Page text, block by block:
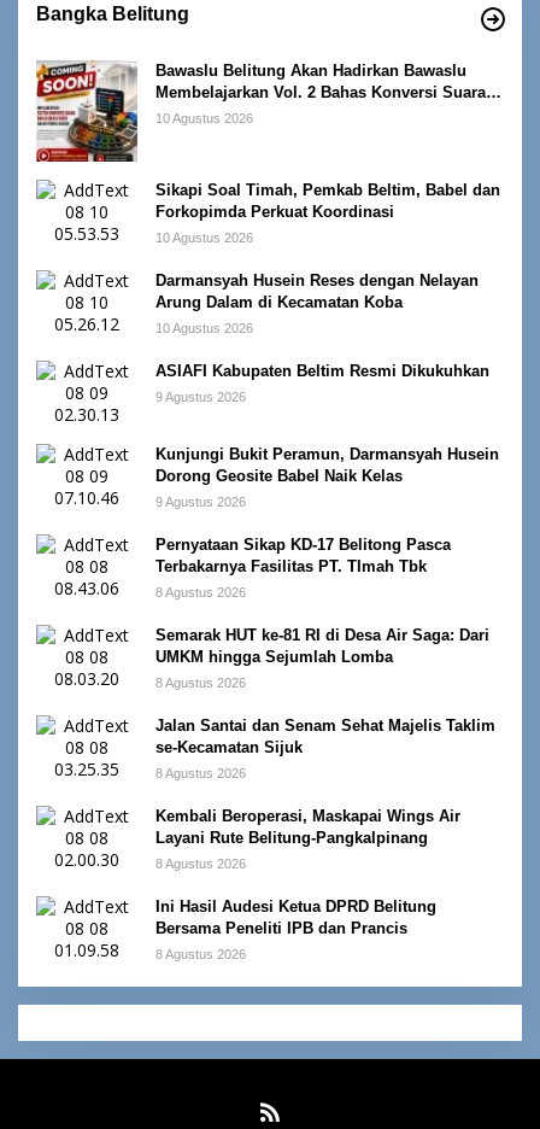
Bangka Belitung
Bawaslu Belitung Akan Hadirkan Bawaslu
Membelajarkan Vol. 2 Bahas Konversi Suara
dan Alokasi Kursi
10 Agustus 2026
Sikapi Soal Timah, Pemkab Beltim, Babel dan
Forkopimda Perkuat Koordinasi
10 Agustus 2026
Darmansyah Husein Reses dengan Nelayan
Arung Dalam di Kecamatan Koba
10 Agustus 2026
ASIAFI Kabupaten Beltim Resmi Dikukuhkan
9 Agustus 2026
Kunjungi Bukit Peramun, Darmansyah Husein
Dorong Geosite Babel Naik Kelas
9 Agustus 2026
Pernyataan Sikap KD-17 Belitong Pasca
Terbakarnya Fasilitas PT. TImah Tbk
8 Agustus 2026
Semarak HUT ke-81 RI di Desa Air Saga: Dari
UMKM hingga Sejumlah Lomba
8 Agustus 2026
Jalan Santai dan Senam Sehat Majelis Taklim
se-Kecamatan Sijuk
8 Agustus 2026
Kembali Beroperasi, Maskapai Wings Air
Layani Rute Belitung-Pangkalpinang
8 Agustus 2026
Ini Hasil Audesi Ketua DPRD Belitung
Bersama Peneliti IPB dan Prancis
8 Agustus 2026